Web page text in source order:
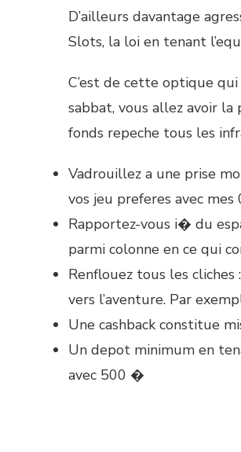
D’ailleurs davantage
Slots, la loi en tenant
C’est de cette optique
sabbat, vous allez avoir
fonds repeche tous les
Vadrouillez a une prise
vos jeu preferes avec
Rapportez-vous i� du
parmi colonne en ce qui
Renflouez tous les
vers l’aventure. Par
Une cashback constitue
Un depot minimum en
avec 500 �